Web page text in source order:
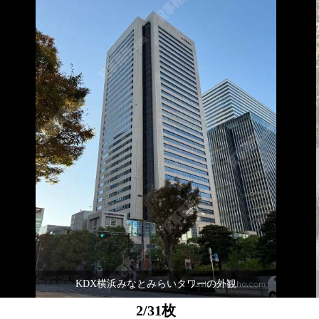
KDX横浜みなとみらいタワーの外観
2/31枚